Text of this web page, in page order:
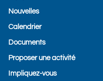
Nouvelles
Calendrier
Documents
Proposer une activité
Impliquez-vous